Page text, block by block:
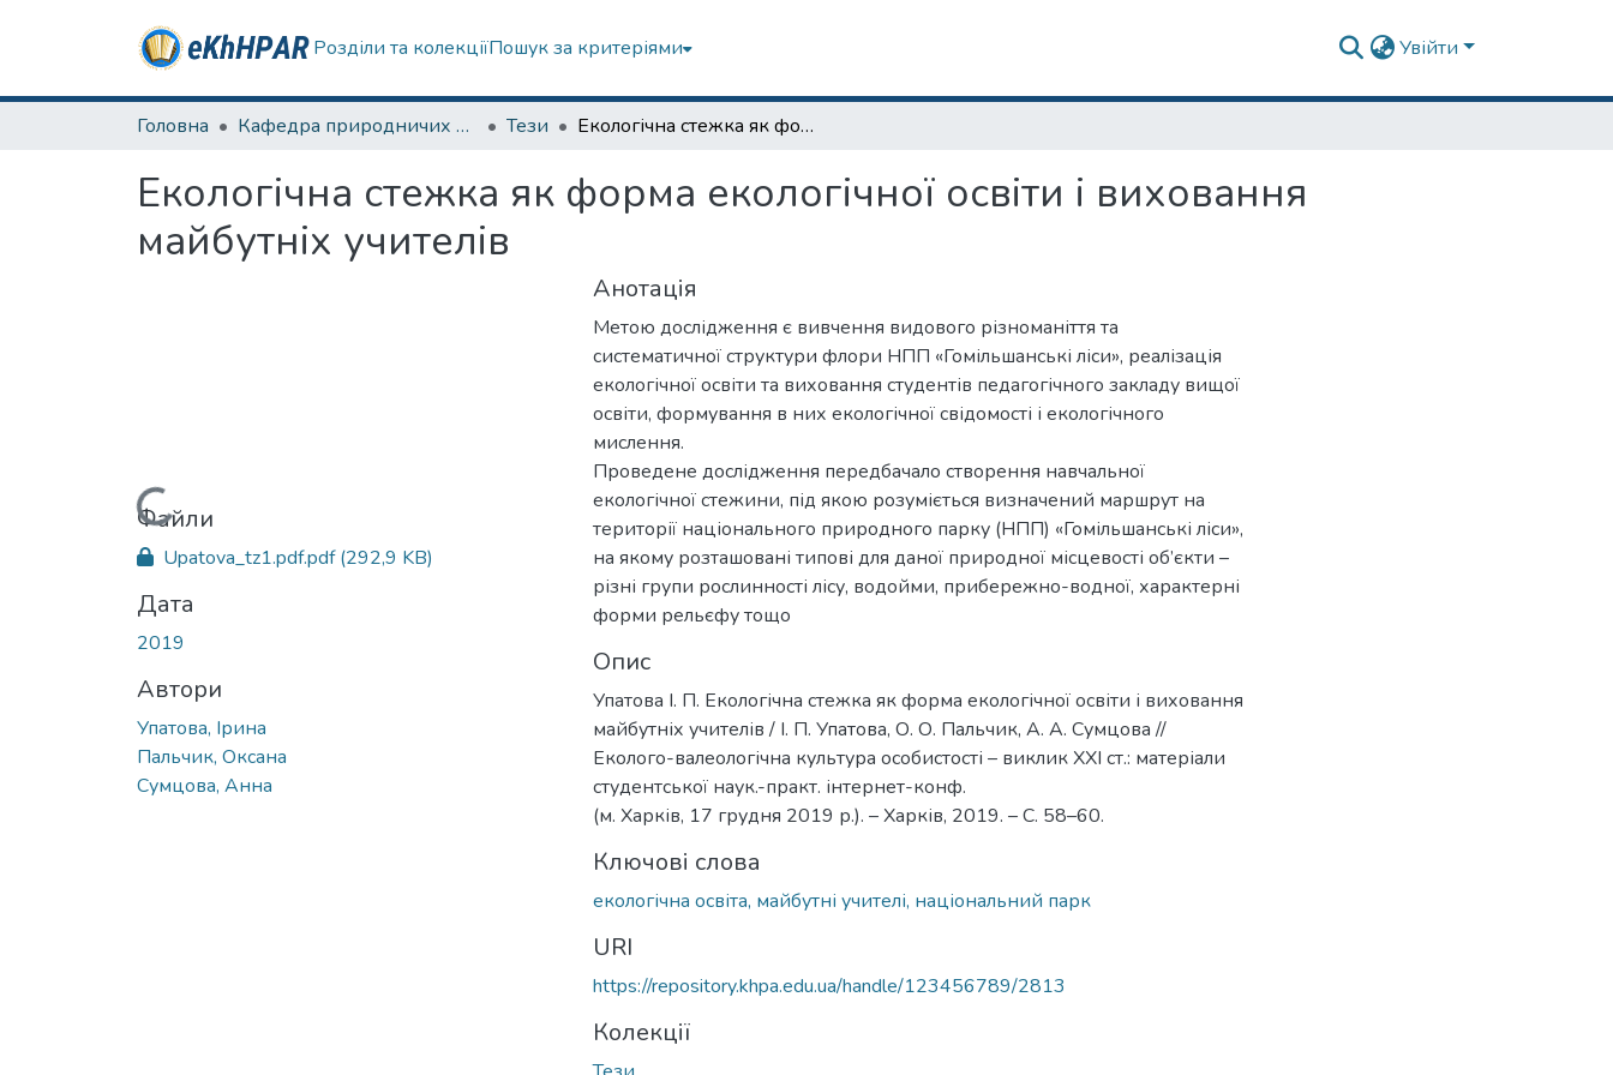
Розділи та колекціїПошук за критеріями Увійти
Головна Кафедра природничих наук та здоров'язбереження Тези Екологічна стежка як форма екологічної освіти і виховання майбутніх учителів
Екологічна стежка як форма екологічної освіти і виховання
майбутніх учителів
Вантажиться...
Файли
Upatova_tz1.pdf.pdf(292,9 KB)
Дата
2019
Автори
Упатова, Ірина
Пальчик, Оксана
Сумцова, Анна
Анотація
Метою дослідження є вивчення видового різноманіття та
систематичної структури флори НПП «Гомільшанські ліси», реалізація
екологічної освіти та виховання студентів педагогічного закладу вищої
освіти, формування в них екологічної свідомості і екологічного
мислення.
Проведене дослідження передбачало створення навчальної
екологічної стежини, під якою розуміється визначений маршрут на
території національного природного парку (НПП) «Гомільшанські ліси»,
на якому розташовані типові для даної природної місцевості об’єкти –
різні групи рослинності лісу, водойми, прибережно-водної, характерні
форми рельєфу тощо
Опис
Упатова І. П. Екологічна стежка як форма екологічної освіти і виховання
майбутніх учителів / І. П. Упатова, О. О. Пальчик, А. А. Сумцова //
Еколого-валеологічна культура особистості – виклик ХХІ ст.: матеріали
студентської наук.-практ. інтернет-конф.
(м. Харків, 17 грудня 2019 р.). – Харків, 2019. – С. 58–60.
Ключові слова
екологічна освіта, майбутні учителі, національний парк
URI
https://repository.khpa.edu.ua/handle/123456789/2813
Колекції